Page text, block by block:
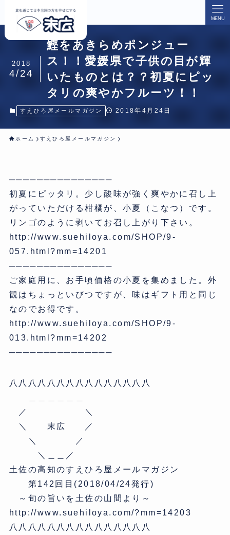
MENU
鰹をあきらめポンジュー
ス！！愛媛県で子供の目が輝
いたものとは？？初夏にピッ
タリの爽やかフルーツ！！
2018
4/24
すえひろ屋メールマガジン 2018年4月24日
ホーム すえひろ屋メールマガジン
───────────────
初夏にピッタリ。少し酸味が強く爽やかに召し上
がっていただける柑橘が、小夏（こなつ）です。
リンゴのように剥いてお召し上がり下さい。
http://www.suehiloya.com/SHOP/9-
057.html?mm=14201
───────────────
ご家庭用に、お手頃価格の小夏を集めました。外
観はちょっといびつですが、味はギフト用と同じ
なのでお得です。
http://www.suehiloya.com/SHOP/9-
013.html?mm=14202
───────────────
八八八八八八八八八八八八八八八
／ ＼
＼ 末広 ／
＼ ／
＼＿＿／
土佐の高知のすえひろ屋メールマガジン
第142回目(2018/04/24発行)
～旬の旨いを土佐の山間より～
http://www.suehiloya.com/?mm=14203
八八八八八八八八八八八八八八八